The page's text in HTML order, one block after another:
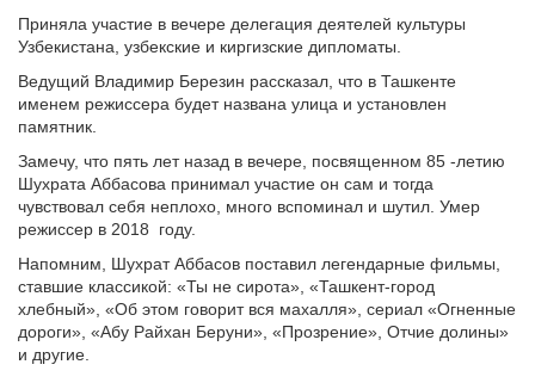
Приняла участие в вечере делегация деятелей культуры
Узбекистана, узбекские и киргизские дипломаты.
Ведущий Владимир Березин рассказал, что в Ташкенте
именем режиссера будет названа улица и установлен
памятник.
Замечу, что пять лет назад в вечере, посвященном 85 -летию
Шухрата Аббасова принимал участие он сам и тогда
чувствовал себя неплохо, много вспоминал и шутил. Умер
режиссер в 2018 году.
Напомним, Шухрат Аббасов поставил легендарные фильмы,
ставшие классикой: «Ты не сирота», «Ташкент-город
хлебный», «Об этом говорит вся махалля», сериал «Огненные
дороги», «Абу Райхан Беруни», «Прозрение», Отчие долины»
и другие.